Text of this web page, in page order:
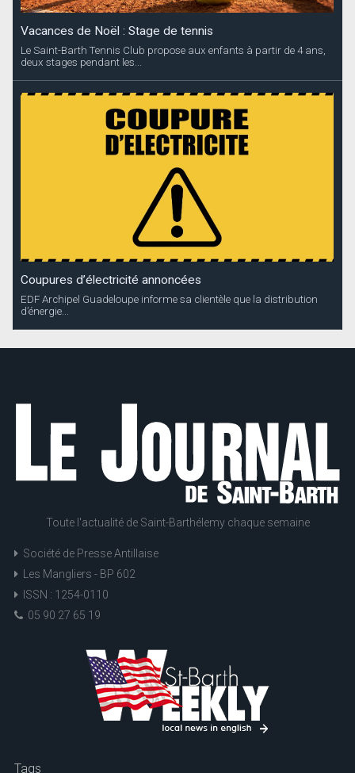
Vacances de Noël : Stage de tennis
Le Saint-Barth Tennis Club propose aux enfants à partir de 4 ans,
deux stages pendant les...
Coupures d’électricité annoncées
EDF Archipel Guadeloupe informe sa clientèle que la distribution
d’énergie...
Toute l'actualité de Saint-Barthélemy chaque semaine
Société de Presse Antillaise
Les Mangliers - BP 602
ISSN : 1254-0110
05 90 27 65 19
Tags